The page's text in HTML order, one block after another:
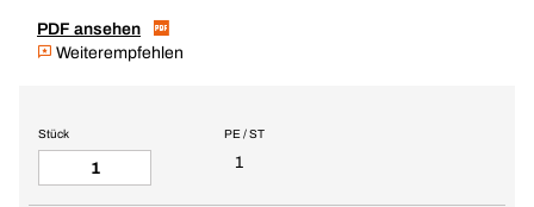
PDF ansehen
Weiterempfehlen
PE / ST
1
Stück